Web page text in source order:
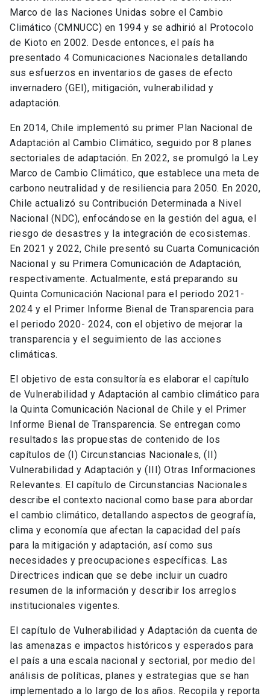
Marco de las Naciones Unidas sobre el Cambio
Climático (CMNUCC) en 1994 y se adhirió al Protocolo
de Kioto en 2002. Desde entonces, el país ha
presentado 4 Comunicaciones Nacionales detallando
sus esfuerzos en inventarios de gases de efecto
invernadero (GEI), mitigación, vulnerabilidad y
adaptación.
En 2014, Chile implementó su primer Plan Nacional de
Adaptación al Cambio Climático, seguido por 8 planes
sectoriales de adaptación. En 2022, se promulgó la Ley
Marco de Cambio Climático, que establece una meta de
carbono neutralidad y de resiliencia para 2050. En 2020,
Chile actualizó su Contribución Determinada a Nivel
Nacional (NDC), enfocándose en la gestión del agua, el
riesgo de desastres y la integración de ecosistemas.
En 2021 y 2022, Chile presentó su Cuarta Comunicación
Nacional y su Primera Comunicación de Adaptación,
respectivamente. Actualmente, está preparando su
Quinta Comunicación Nacional para el periodo 2021-
2024 y el Primer Informe Bienal de Transparencia para
el periodo 2020- 2024, con el objetivo de mejorar la
transparencia y el seguimiento de las acciones
climáticas.
El objetivo de esta consultoría es elaborar el capítulo
de Vulnerabilidad y Adaptación al cambio climático para
la Quinta Comunicación Nacional de Chile y el Primer
Informe Bienal de Transparencia. Se entregan como
resultados las propuestas de contenido de los
capítulos de (I) Circunstancias Nacionales, (II)
Vulnerabilidad y Adaptación y (III) Otras Informaciones
Relevantes. El capítulo de Circunstancias Nacionales
describe el contexto nacional como base para abordar
el cambio climático, detallando aspectos de geografía,
clima y economía que afectan la capacidad del país
para la mitigación y adaptación, así como sus
necesidades y preocupaciones específicas. Las
Directrices indican que se debe incluir un cuadro
resumen de la información y describir los arreglos
institucionales vigentes.
El capítulo de Vulnerabilidad y Adaptación da cuenta de
las amenazas e impactos históricos y esperados para
el país a una escala nacional y sectorial, por medio del
análisis de políticas, planes y estrategias que se han
implementado a lo largo de los años. Recopila y reporta